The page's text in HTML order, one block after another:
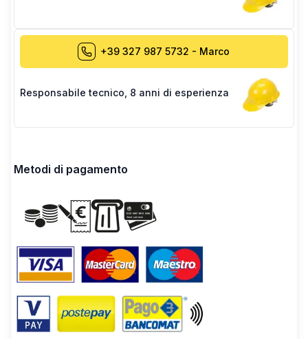
+39 327 987 5732 - Marco
Responsabile tecnico 8 anni di esperienza
Metodi di pagamento